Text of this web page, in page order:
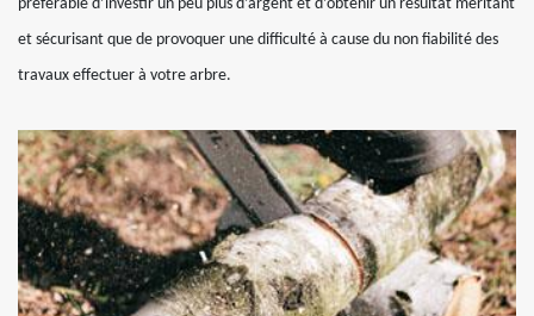
préférable d’investir un peu plus d’argent et d’obtenir un résultat méritant
et sécurisant que de provoquer une difficulté à cause du non fiabilité des
travaux effectuer à votre arbre.